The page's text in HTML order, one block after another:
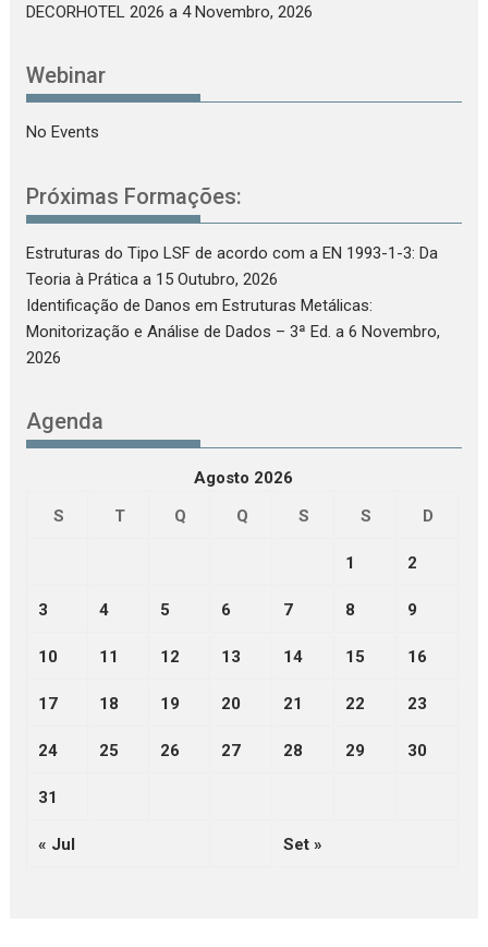
DECORHOTEL 2026 a 4 Novembro, 2026
Webinar
No Events
Próximas Formações:
Estruturas do Tipo LSF de acordo com a EN 1993-1-3: Da
Teoria à Prática a 15 Outubro, 2026
Identificação de Danos em Estruturas Metálicas:
Monitorização e Análise de Dados – 3ª Ed. a 6 Novembro,
2026
Agenda
Agosto 2026
S
T Q Q S S D
1 2
3 4 5 6 7 8 9
10 11 12 13 14 15 16
17 18 19 20 21 22 23
24 25 26 27 28 29 30
31
« Jul Set »